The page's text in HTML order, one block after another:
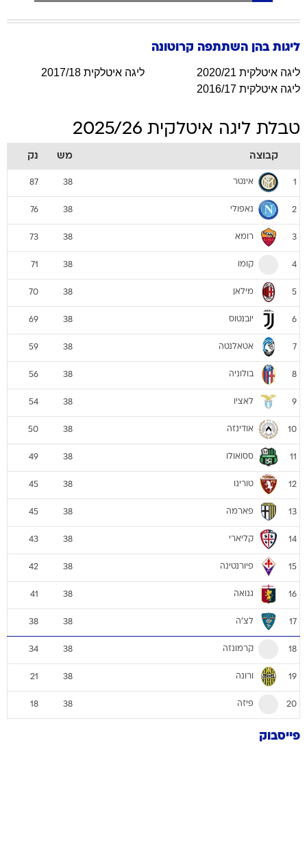
ליגות בהן השתתפה קרוטונה
ליגה איטלקית 2020/21
ליגה איטלקית 2017/18
ליגה איטלקית 2016/17
טבלת ליגה איטלקית 2025/26
קבוצה מש נק
1 אינטר 38
87
2 נאפולי 38
76
3 רומא 38
73
4 קומו 38
71
5 מילאן 38
70
6 יובנטוס 38
69
7 אטאלנטה 38
59
8 בולוניה 38
56
9 לאציו 38
54
10 אודינזה 38
50
11 ססואולו 38
49
12 טורינו 38
45
13 פארמה 38
45
14 קליארי 38
43
15 פיורנטינה 38
42
16 גנואה 38
41
17 לצ'ה 38
38
18 קרמונזה 38
34
19 ורונה 38
21
20 פיזה 38
18
פייסבוק